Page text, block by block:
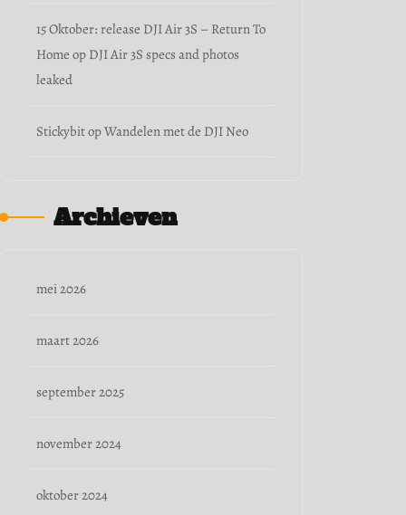
15 Oktober: release DJI Air 3S – Return To
Home op DJI Air 3S specs and photos
leaked
StickybitopWandelen met de DJI Neo
Archieven
mei 2026
maart 2026
september 2025
november 2024
oktober 2024